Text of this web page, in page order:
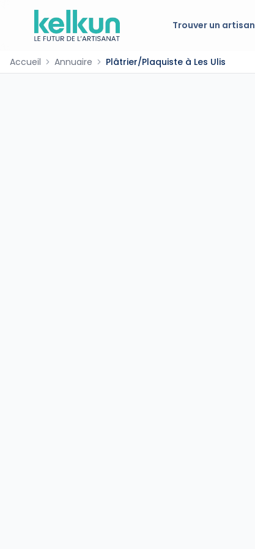
Trouver un artisan
Accueil Annuaire Plâtrier/Plaquiste à Les Ulis